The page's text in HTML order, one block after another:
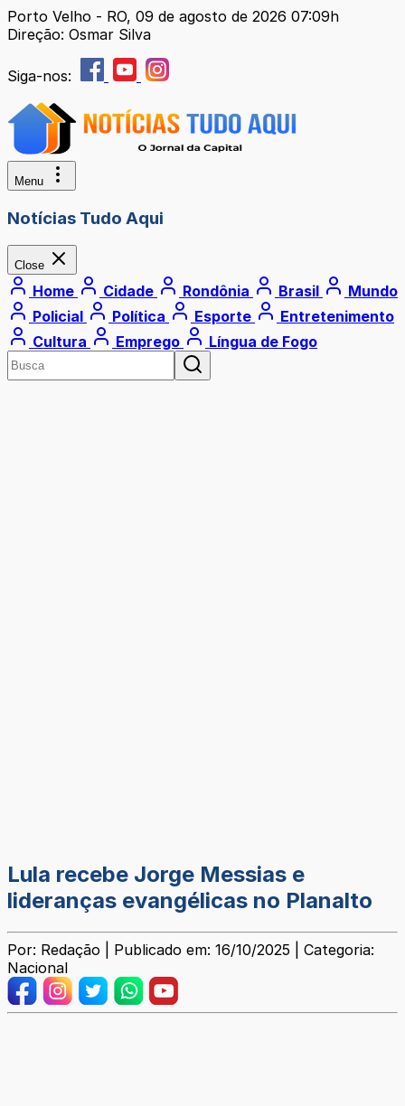
Porto Velho - RO, 09 de agosto de 2026 07:09h
Direção: Osmar Silva
Siga-nos:
Menu
Notícias Tudo Aqui
Close
Home Cidade Rondônia Brasil
Mundo
Policial
Política Esporte
Entretenimento
Cultura
Emprego Língua de Fogo
Lula recebe Jorge Messias e
lideranças evangélicas no Planalto
Por: Redação | Publicado em: 16/10/2025 | Categoria:
Nacional